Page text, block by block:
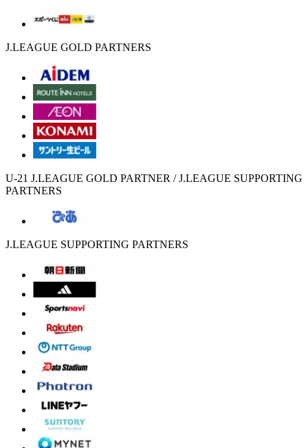
J.LEAGUE GOLD PARTNERS
U-21 J.LEAGUE GOLD PARTNER / J.LEAGUE SUPPORTING
PARTNERS
J.LEAGUE SUPPORTING PARTNERS